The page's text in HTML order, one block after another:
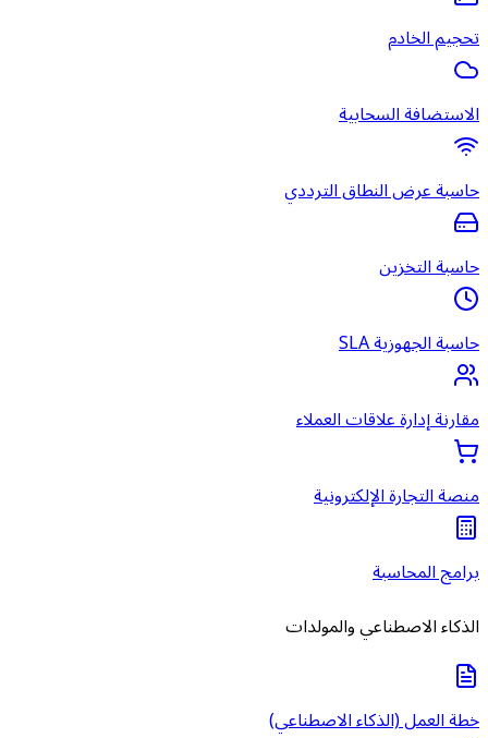
تحجيم الخادم
الاستضافة السحابية
حاسبة عرض النطاق الترددي
حاسبة التخزين
حاسبة الجهوزية SLA
مقارنة إدارة علاقات العملاء
منصة التجارة الإلكترونية
برامج المحاسبة
الذكاء الاصطناعي والمولدات
خطة العمل (الذكاء الاصطناعي)